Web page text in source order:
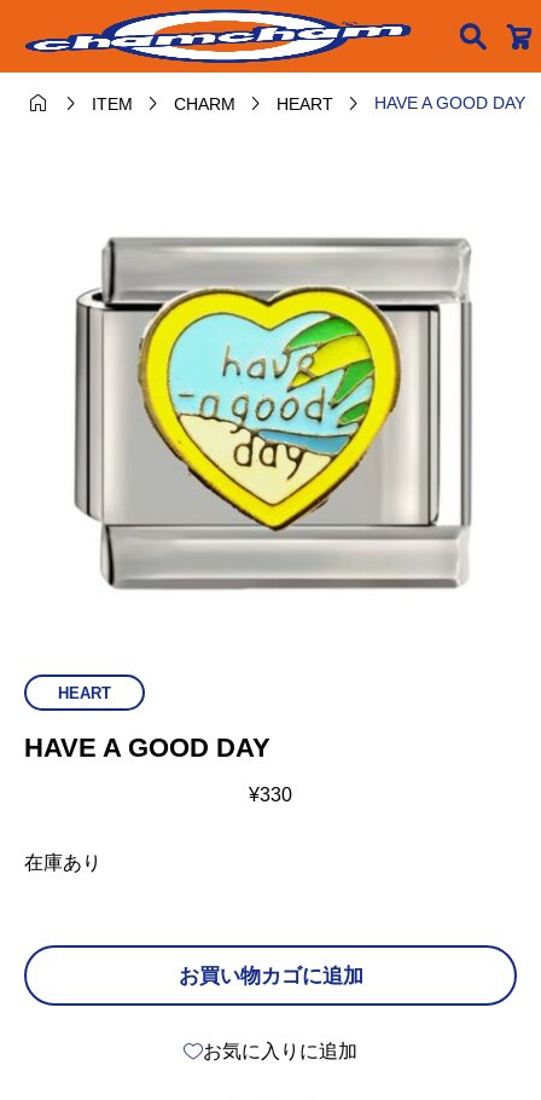

  ITEM  CHARM  HEART  HAVE A GOOD DAY
HEART
HAVE A GOOD DAY
¥330
在庫あり
お買い物カゴに追加
お気に入りに追加